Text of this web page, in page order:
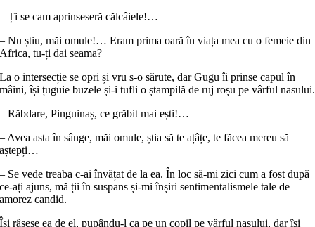
– Ți se cam aprinseseră călcâiele!…
– Nu știu, măi omule!… Eram prima oară în viața mea cu o femeie din
Africa, tu‑ți dai seama?
La o intersecție se opri și vru s‑o sărute, dar Gugu îi prinse capul în
mâini, își țuguie buzele și‑i tufli o ștampilă de ruj roșu pe vârful nasului.
– Răbdare, Pinguinaș, ce grăbit mai ești!…
– Avea asta în sânge, măi omule, știa să te ațâțe, te făcea mereu să
aștepți…
– Se vede treaba c‑ai învățat de la ea. În loc să‑mi zici cum a fost după
ce‑ați ajuns, mă ții în suspans și‑mi înșiri sentimentalismele tale de
amorez candid.
Își râsese ea de el, pupându-l ca pe un copil pe vârful nasului, dar își